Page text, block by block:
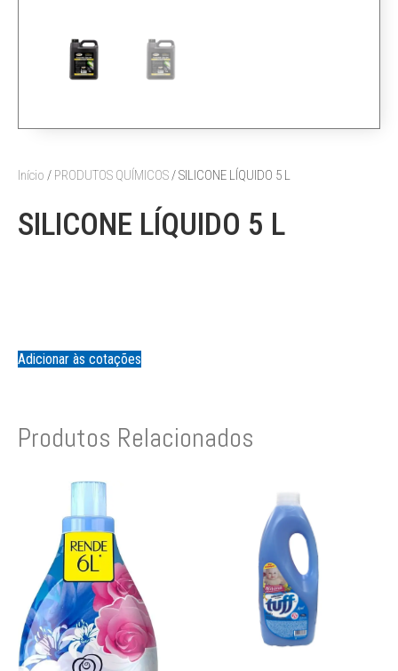
Início / PRODUTOS QUÍMICOS/ SILICONE LÍQUIDO 5 L
SILICONE LÍQUIDO 5 L
Adicionar às cotações
Produtos Relacionados